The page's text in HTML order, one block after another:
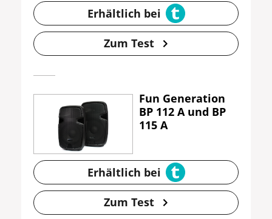
Erhältlich bei
Zum Test
Fun Generation
BP 112 A und BP
115 A
Erhältlich bei
Zum Test